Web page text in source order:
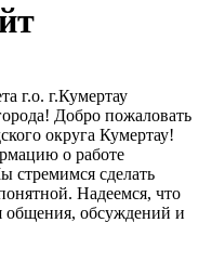
г.о. г.Кумертау
Добро пожаловать
округа Кумертау!
о работе
стремимся сделать
Надеемся, что
общения, обсуждений и